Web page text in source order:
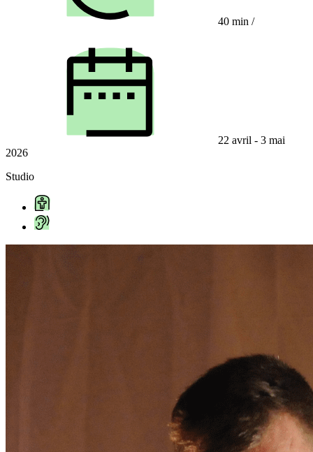
40 min /
22 avril - 3 mai
2026
Studio